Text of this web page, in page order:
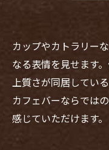
カップやカトラリー
なる表情を見せます
上質さが同居してい
カフェバーならでは
感じていただけます。
お